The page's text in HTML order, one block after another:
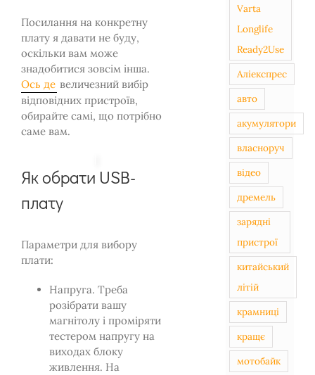
Посилання на конкретну
плату я давати не буду,
оскільки вам може
знадобитися зовсім інша.
Ось де величезний вибір
відповідних пристроїв,
обирайте самі, що потрібно
саме вам.
Як обрати USB-
плату
Параметри для вибору
плати:
Напруга. Треба
розібрати вашу
магнітолу і проміряти
тестером напругу на
виходах блоку
живлення. На
Varta
Longlife
Ready2Use
Аліекспрес
авто
акумулятори
власноруч
відео
дремель
зарядні
пристрої
китайський
літій
крамниці
кращє
мотобайк